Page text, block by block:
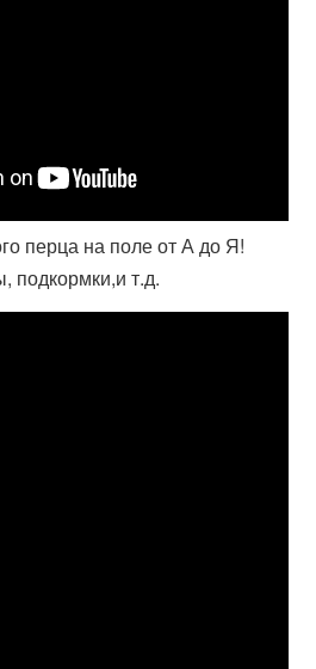
перца на поле от А до Я!
подкормки,и т.д.